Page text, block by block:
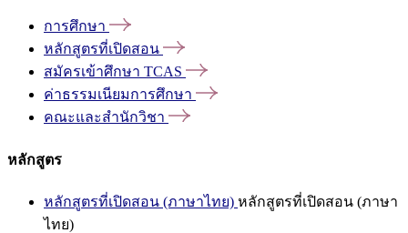
การศึกษา
หลักสูตรที่เปิดสอน
สมัครเข้าศึกษา TCAS
ค่าธรรมเนียมการศึกษา
คณะและสำนักวิชา
หลักสูตร
หลักสูตรที่เปิดสอน (ภาษาไทย) หลักสูตรที่เปิดสอน (ภาษา
ไทย)